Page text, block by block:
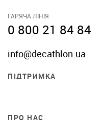
ГАРЯЧА ЛІНІЯ
0 800 21 84 84
info@decathlon.ua
ПІДТРИМКА
ПРО НАС